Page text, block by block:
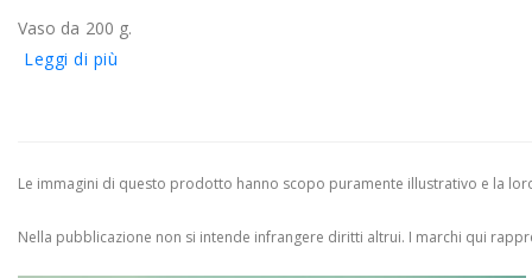
Vaso da 200 g.
Leggi di più
Le immagini di questo prodotto hanno scopo puramente illustrativo e la
Nella pubblicazione non si intende infrangere diritti altrui. I marchi qui